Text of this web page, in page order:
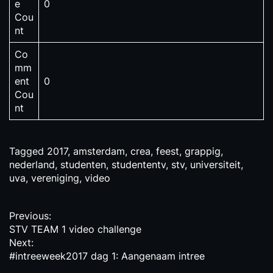
e
Cou
nt
0
Co
mm
ent
Cou
nt
0
Tagged 2017, amsterdam, crea, feest, grappig,
nederland, studenten, studententv, stv, universiteit,
uva, vereniging, video
P
o
s
Previous:
STV TEAM 1 video challenge
Next:
#intreeweek2017 dag 1: Aangenaam intree